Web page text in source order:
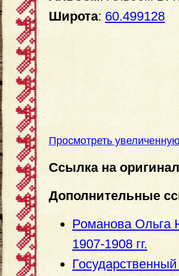
Широта: 60.499128
Просмотреть
Ссылка на
Дополнительные
Романова Ольга
1907-1908 гг.